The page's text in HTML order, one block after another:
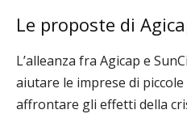
Le proposte di
L’alleanza fra Agicap e
aiutare le imprese di
affrontare gli effetti della